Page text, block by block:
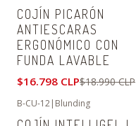
COJÍN PICARÓN
ANTIESCARAS
ERGONÓMICO CON
FUNDA LAVABLE
$16.798 CLP$18.990 CLP
B-CU-12| Blunding